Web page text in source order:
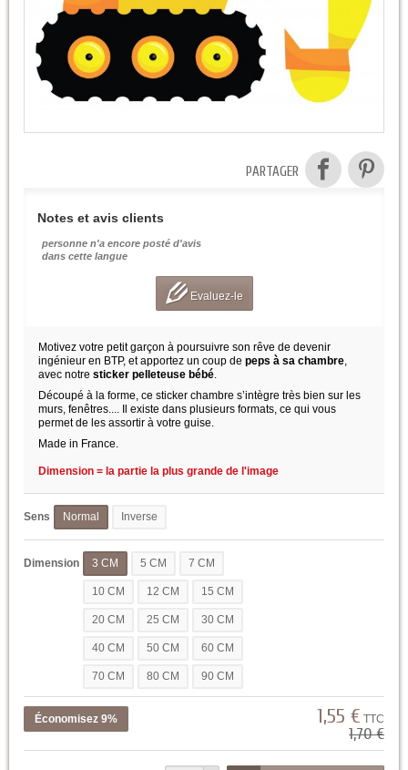
PARTAGER
Notes et avis clients
personne n'a encore posté d'avis
dans cette langue
Evaluez-le
Motivez votre petit garçon à poursuivre son rêve de devenir
ingénieur en BTP, et apportez un coup de peps à sa chambre,
avec notre sticker pelleteuse bébé.
Découpé à la forme, ce sticker chambre s’intègre très bien sur les
murs, fenêtres.... Il existe dans plusieurs formats, ce qui vous
permet de les assortir à votre guise.
Made in France.
Dimension = la partie la plus grande de l'image
Sens Normal Inverse
Dimension 3 CM 5 CM 7 CM
10 CM 12 CM 15 CM
20 CM 25 CM 30 CM
40 CM 50 CM 60 CM
70 CM 80 CM 90 CM
Économisez 9% 1,55 € TTC
1,70 €